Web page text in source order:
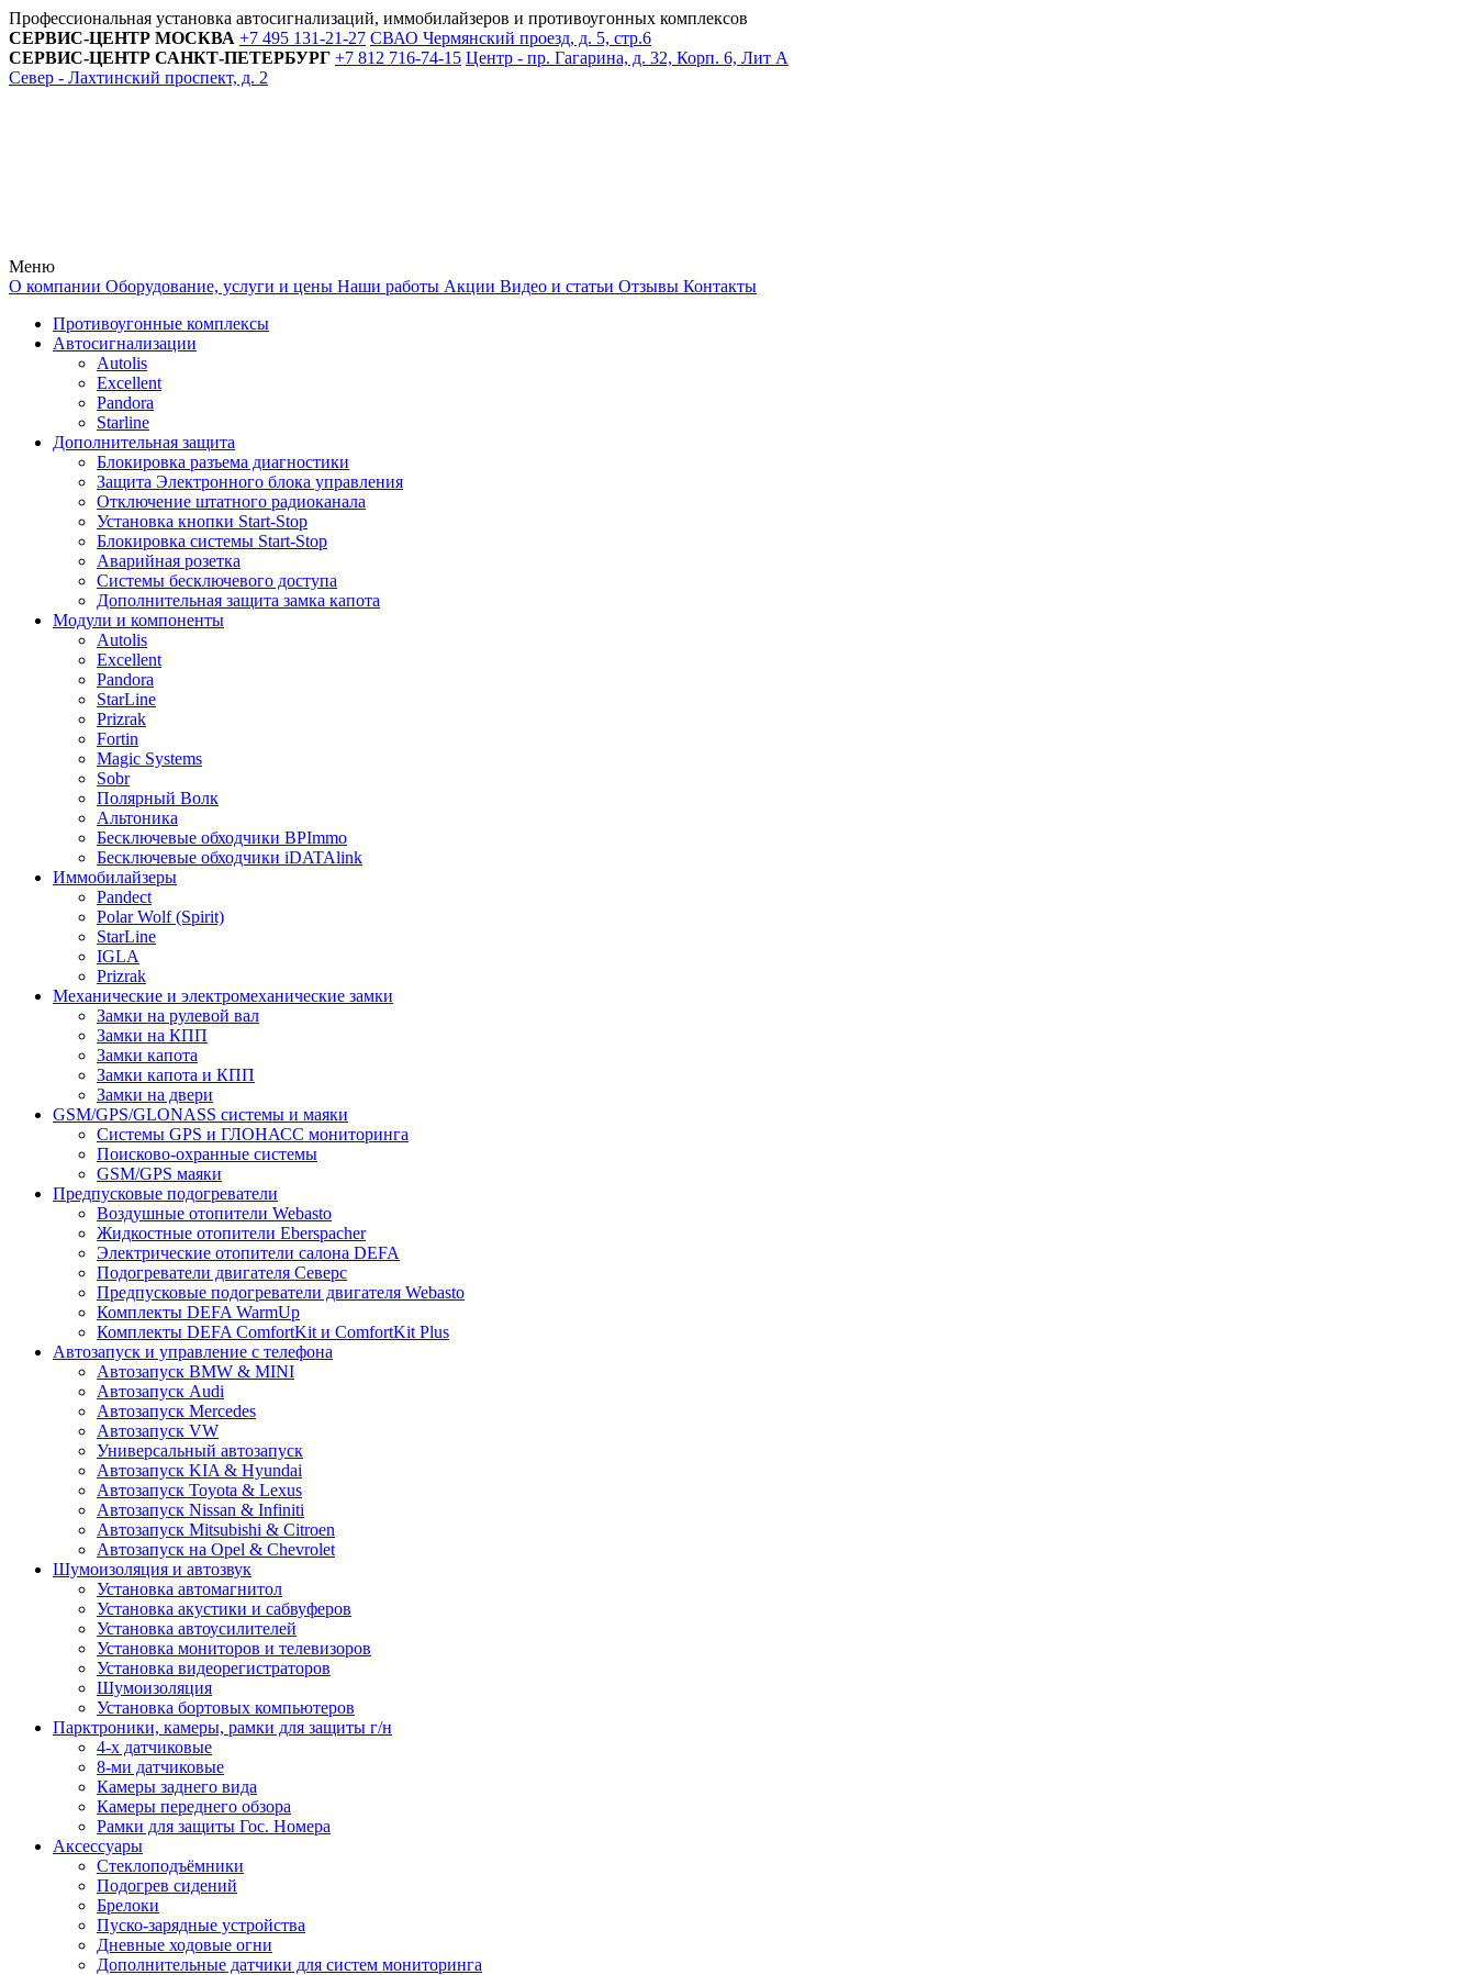
Профессиональная установка автосигнализаций, иммобилайзеров и противоугонных комплексов
СЕРВИС-ЦЕНТР МОСКВА +7 495 131-21-27 СВАО Чермянский проезд, д. 5, стр.6
СЕРВИС-ЦЕНТР САНКТ-ПЕТЕРБУРГ +7 812 716-74-15 Центр - пр. Гагарина, д. 32, Корп. 6, Лит А
Север - Лахтинский проспект, д. 2
Меню
О компании Оборудование, услуги и цены Наши работы Акции Видео и статьи Отзывы Контакты
Противоугонные комплексы
Автосигнализации
Autolis
Excellent
Pandora
Starline
Дополнительная защита
Блокировка разъема диагностики
Защита Электронного блока управления
Отключение штатного радиоканала
Установка кнопки Start-Stop
Блокировка системы Start-Stop
Аварийная розетка
Системы бесключевого доступа
Дополнительная защита замка капота
Модули и компоненты
Autolis
Excellent
Pandora
StarLine
Prizrak
Fortin
Magic Systems
Sobr
Полярный Волк
Альтоника
Бесключевые обходчики BPImmo
Бесключевые обходчики iDATAlink
Иммобилайзеры
Pandect
Polar Wolf (Spirit)
StarLine
IGLA
Prizrak
Механические и электромеханические замки
Замки на рулевой вал
Замки на КПП
Замки капота
Замки капота и КПП
Замки на двери
GSM/GPS/GLONASS системы и маяки
Системы GPS и ГЛОНАСС мониторинга
Поисково-охранные системы
GSM/GPS маяки
Предпусковые подогреватели
Воздушные отопители Webasto
Жидкостные отопители Eberspacher
Электрические отопители салона DEFA
Подогреватели двигателя Северс
Предпусковые подогреватели двигателя Webasto
Комплекты DEFA WarmUp
Комплекты DEFA ComfortKit и ComfortKit Plus
Автозапуск и управление с телефона
Автозапуск BMW & MINI
Автозапуск Audi
Автозапуск Mercedes
Автозапуск VW
Универсальный автозапуск
Автозапуск KIA & Hyundai
Автозапуск Toyota & Lexus
Автозапуск Nissan & Infiniti
Автозапуск Mitsubishi & Citroen
Автозапуск на Opel & Chevrolet
Шумоизоляция и автозвук
Установка автомагнитол
Установка акустики и сабвуферов
Установка автоусилителей
Установка мониторов и телевизоров
Установка видеорегистраторов
Шумоизоляция
Установка бортовых компьютеров
Парктроники, камеры, рамки для защиты г/н
4-х датчиковые
8-ми датчиковые
Камеры заднего вида
Камеры переднего обзора
Рамки для защиты Гос. Номера
Аксессуары
Стеклоподъёмники
Подогрев сидений
Брелоки
Пуско-зарядные устройства
Дневные ходовые огни
Дополнительные датчики для систем мониторинга